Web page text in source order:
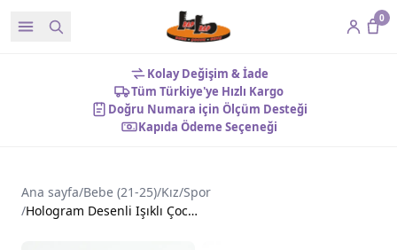
0
Kolay Değişim & İade
Tüm Türkiye'ye Hızlı Kargo
Doğru Numara için Ölçüm Desteği
Kapıda Ödeme Seçeneği
Ana sayfa/Bebe (21-25)/Kız/Spor
/
Hologram Desenli Işıklı Çocuk Ayakkabı Siyah